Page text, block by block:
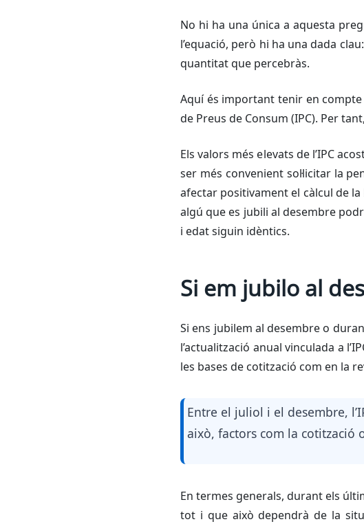
No hi ha una única a aquesta
l’equació, però hi ha una dada
quantitat que percebràs.
Aquí és important tenir en compte
de Preus de Consum (IPC). Per
Els valors més elevats de l’IPC
ser més convenient sol·licitar la
afectar positivament el càlcul de
algú que es jubili al desembre
i edat siguin idèntics.
Si em jubilo al
Si ens jubilem al desembre o
l’actualització anual vinculada a
les bases de cotització com en la
Entre el juliol i el desembre,
això, factors com la cotització
En termes generals, durant els
tot i que això dependrà de la